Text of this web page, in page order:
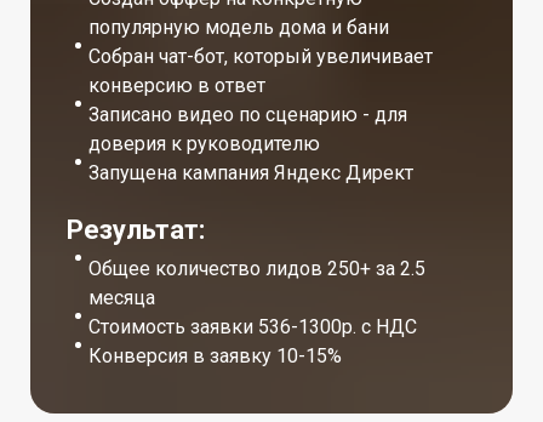
популярную модель дома и бани
Собран чат-бот, который увеличивает
конверсию в ответ
Записано видео по сценарию - для
доверия к руководителю
Запущена кампания Яндекс Директ
Результат:
Общее количество лидов 250+ за 2.5
месяца
Стоимость заявки 536-1300р. с НДС
Конверсия в заявку 10-15%